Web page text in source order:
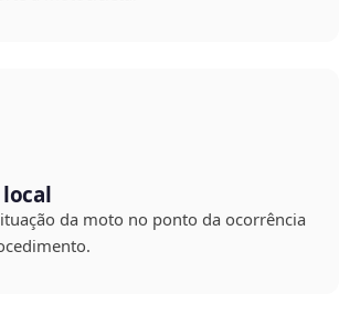
da moto no ponto da ocorrência